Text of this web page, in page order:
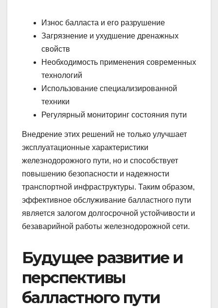
Износ балласта и его разрушение
Загрязнение и ухудшение дренажных
свойств
Необходимость применения современных
технологий
Использование специализированной
техники
Регулярный мониторинг состояния пути
Внедрение этих решений не только улучшает
эксплуатационные характеристики
железнодорожного пути, но и способствует
повышению безопасности и надежности
транспортной инфраструктуры. Таким образом,
эффективное обслуживание балластного пути
является залогом долгосрочной устойчивости и
безаварийной работы железнодорожной сети.
Будущее развитие и
перспективы
балластного пути